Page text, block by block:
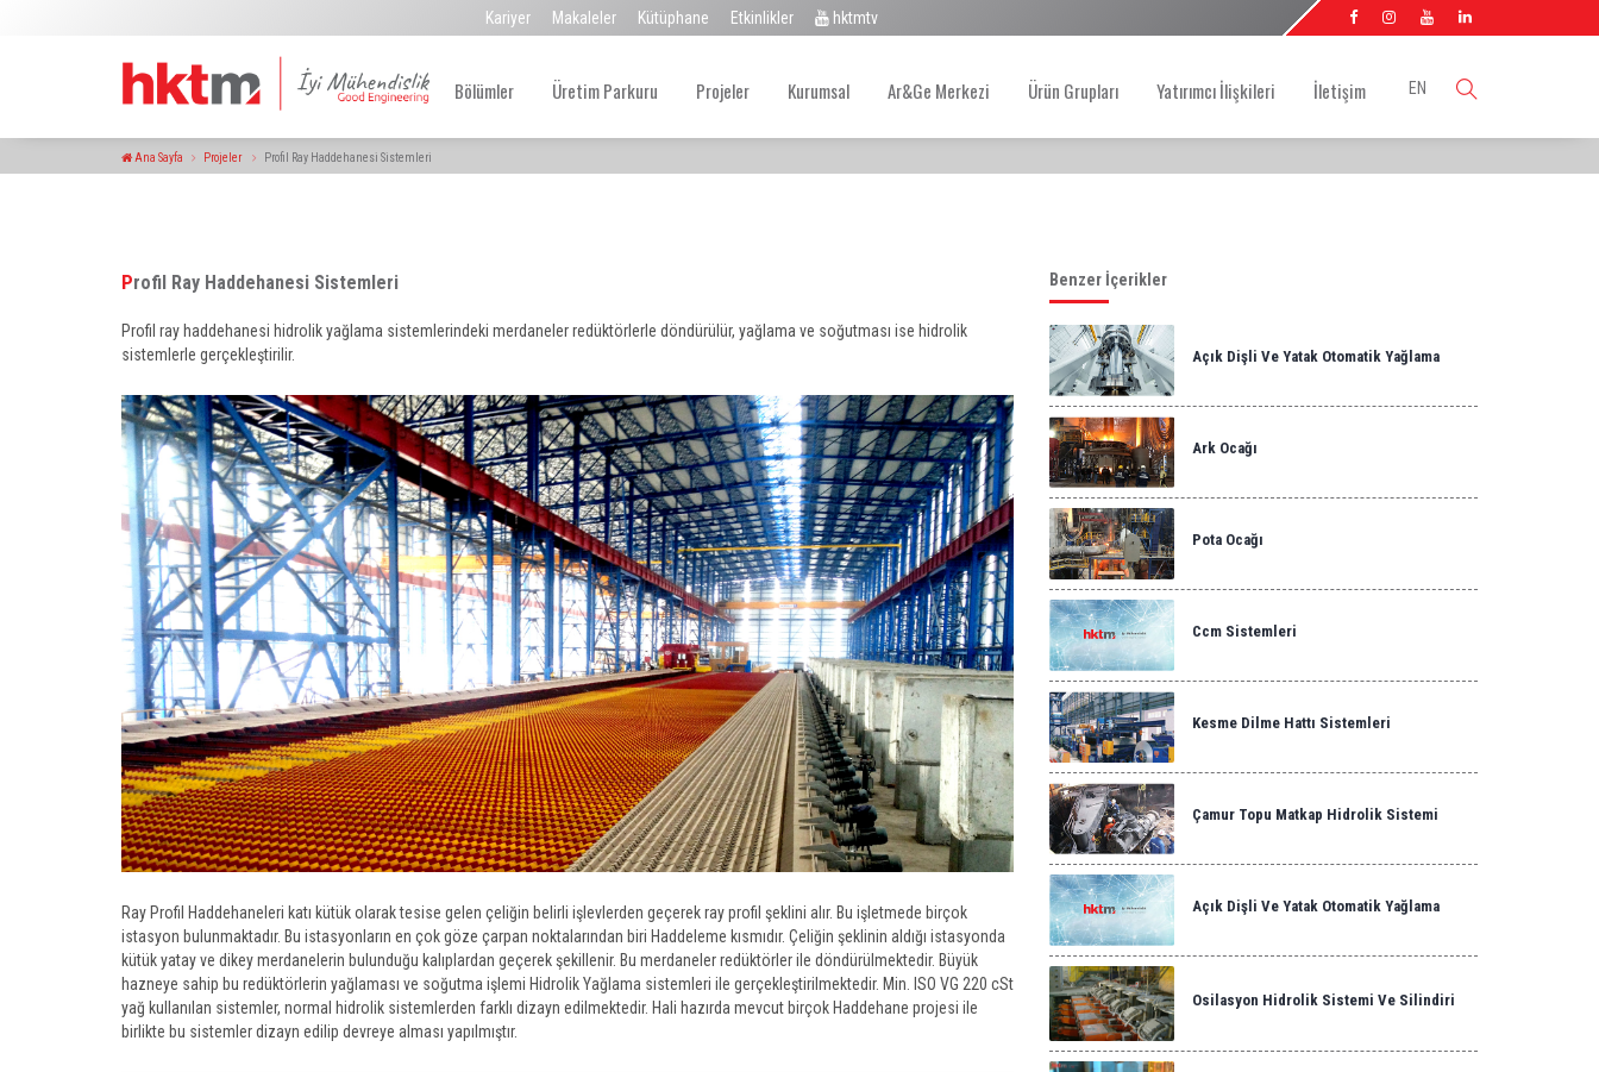
Kariyer Makaleler Kütüphane Etkinlikler hktmtv
EN
Bölümler Üretim Parkuru Projeler Kurumsal Ar&Ge Merkezi Ürün Grupları Yatırımcı İlişkileri İletişim
Ana Sayfa Projeler Profil Ray Haddehanesi Sistemleri
Profil Ray Haddehanesi Sistemleri
Profil ray haddehanesi hidrolik yağlama sistemlerindeki merdaneler redüktörlerle döndürülür, yağlama ve soğutması ise hidrolik
sistemlerle gerçekleştirilir.
Ray Profil Haddehaneleri katı kütük olarak tesise gelen çeliğin belirli işlevlerden geçerek ray profil şeklini alır. Bu işletmede birçok
istasyon bulunmaktadır. Bu istasyonların en çok göze çarpan noktalarından biri Haddeleme kısmıdır. Çeliğin şeklinin aldığı istasyonda
kütük yatay ve dikey merdanelerin bulunduğu kalıplardan geçerek şekillenir. Bu merdaneler redüktörler ile döndürülmektedir. Büyük
hazneye sahip bu redüktörlerin yağlaması ve soğutma işlemi Hidrolik Yağlama sistemleri ile gerçekleştirilmektedir. Min. ISO VG 220 cSt
yağ kullanılan sistemler, normal hidrolik sistemlerden farklı dizayn edilmektedir. Hali hazırda mevcut birçok Haddehane projesi ile
birlikte bu sistemler dizayn edilip devreye alması yapılmıştır.
Benzer İçerikler
Açık Dişli Ve Yatak Otomatik Yağlama
Ark Ocağı
Pota Ocağı
Ccm Sistemleri
Kesme Dilme Hattı Sistemleri
Çamur Topu Matkap Hidrolik Sistemi
Açık Dişli Ve Yatak Otomatik Yağlama
Osilasyon Hidrolik Sistemi Ve Silindiri